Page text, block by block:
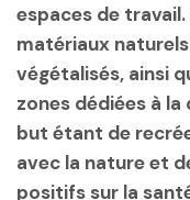
espaces de
matériaux
végétalisés, ainsi
zones dédiées à
but étant de
avec la nature et
positifs sur la